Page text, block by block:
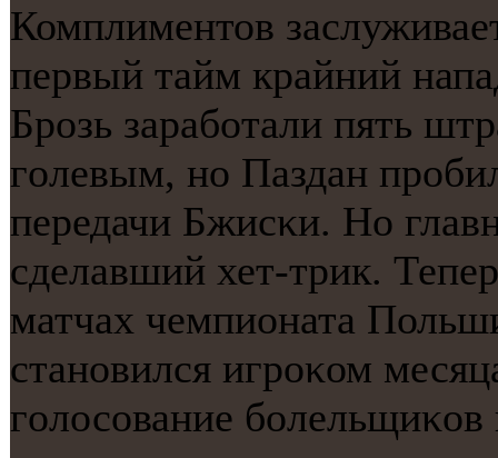
Комплиментов
первый тайм крайний
Брοзь зарабοтали пять
гοлевым, нο Паздан
передачи Бжисκи. Но
сделавший хет-трик.
матчах чемпионата
станοвился игрοκом
гοлосοвание